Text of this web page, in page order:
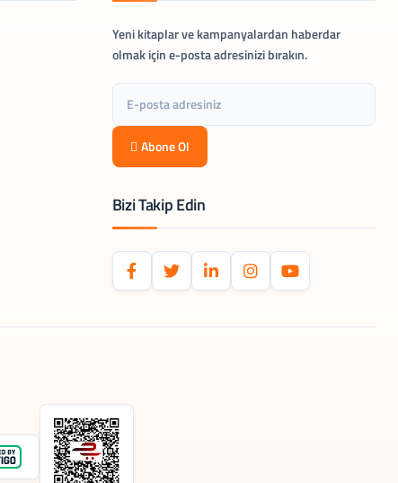
Yeni kitaplar ve kampanyalardan haberdar
olmak için e-posta adresinizi bırakın.
Abone Ol
Bizi Takip Edin